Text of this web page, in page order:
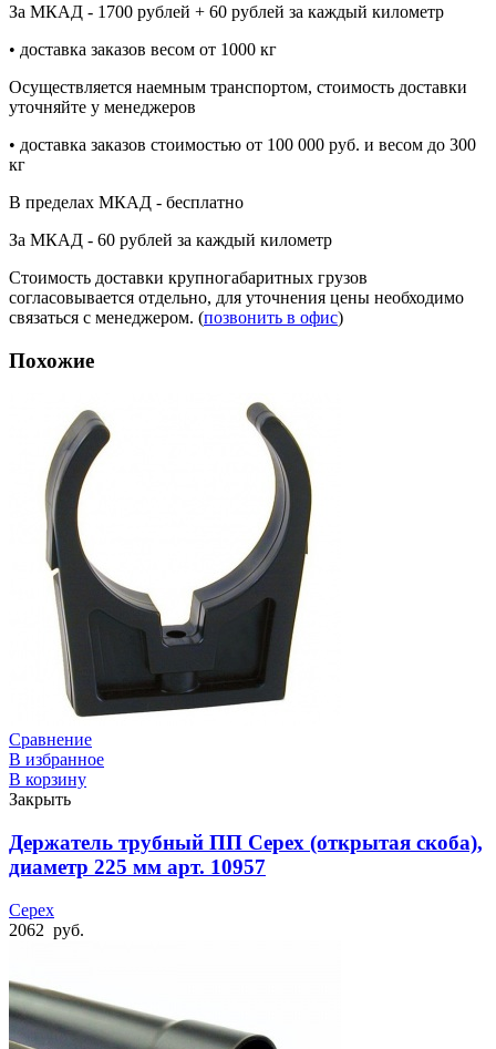
За МКАД - 1700 рублей + 60 рублей за каждый километр
• доставка заказов весом от 1000 кг
Осуществляется наемным транспортом, стоимость доставки
уточняйте у менеджеров
• доставка заказов стоимостью от 100 000 руб. и весом до 300
кг
В пределах МКАД - бесплатно
За МКАД - 60 рублей за каждый километр
Стоимость доставки крупногабаритных грузов
согласовывается отдельно, для уточнения цены необходимо
связаться с менеджером. (позвонить в офис)
Похожие
Сравнение
В избранное
В корзину
Закрыть
Держатель трубный ПП Cepex (открытая скоба),
диаметр 225 мм арт. 10957
Cepex
2062 руб.